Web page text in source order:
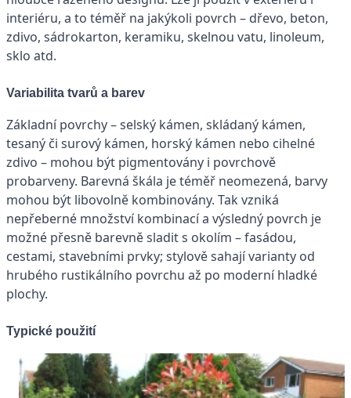
interiéru, a to téměř na jakýkoli povrch – dřevo, beton,
zdivo, sádrokarton, keramiku, skelnou vatu, linoleum,
sklo atd.
Variabilita tvarů a barev
Základní povrchy – selský kámen, skládaný kámen,
tesaný či surový kámen, horský kámen nebo cihelné
zdivo – mohou být pigmentovány i povrchově
probarveny. Barevná škála je téměř neomezená, barvy
mohou být libovolně kombinovány. Tak vzniká
nepřeberné množství kombinací a výsledný povrch je
možné přesně barevně sladit s okolím – fasádou,
cestami, stavebními prvky; stylově sahají varianty od
hrubého rustikálního povrchu až po moderní hladké
plochy.
Typické použití